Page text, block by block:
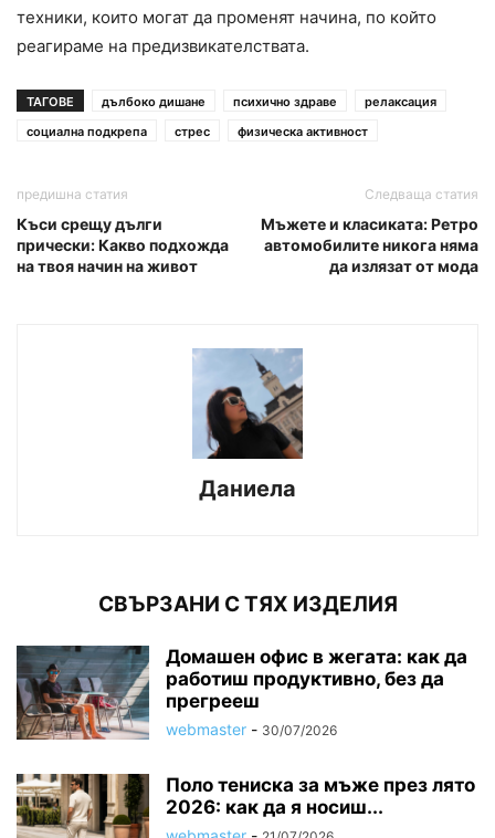
техники, които могат да променят начина, по който
реагираме на предизвикателствата.
ТАГОВЕ дълбоко дишане психично здраве
релаксация
социална подкрепа
стрес физическа активност
предишна статия
Къси срещу дълги
прически: Какво подхожда
на твоя начин на живот
Следваща статия
Мъжете и класиката: Ретро
автомобилите никога няма
да излязат от мода
Даниела
СВЪРЗАНИ С ТЯХ ИЗДЕЛИЯ
Домашен офис в жегата: как да
работиш продуктивно, без да
прегрееш
webmaster - 30/07/2026
Поло тениска за мъже през лято
2026: как да я носиш...